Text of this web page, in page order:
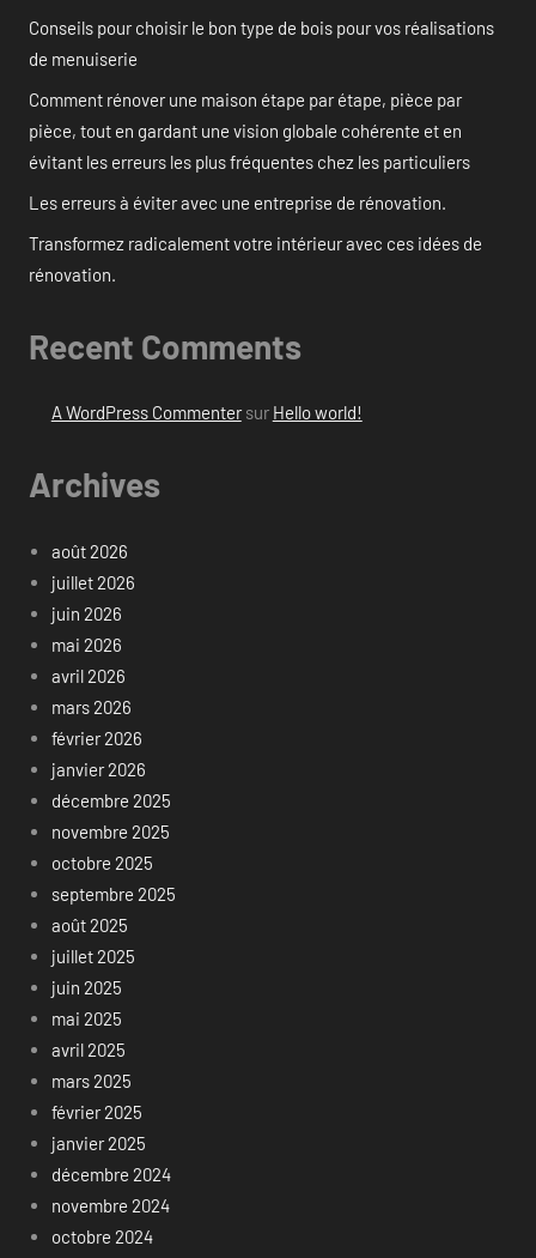
Conseils pour choisir le bon type de bois pour vos réalisations
de menuiserie
Comment rénover une maison étape par étape, pièce par
pièce, tout en gardant une vision globale cohérente et en
évitant les erreurs les plus fréquentes chez les particuliers
Les erreurs à éviter avec une entreprise de rénovation.
Transformez radicalement votre intérieur avec ces idées de
rénovation.
Recent Comments
A WordPress Commentersur Hello world!
Archives
août 2026
juillet 2026
juin 2026
mai 2026
avril 2026
mars 2026
février 2026
janvier 2026
décembre 2025
novembre 2025
octobre 2025
septembre 2025
août 2025
juillet 2025
juin 2025
mai 2025
avril 2025
mars 2025
février 2025
janvier 2025
décembre 2024
novembre 2024
octobre 2024